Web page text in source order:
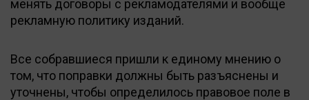
менять договоры с рекламодателями и вообще
рекламную политику изданий.
Все собравшиеся пришли к единому мнению о
том, что поправки должны быть разъяснены и
уточнены, чтобы определилось правовое поле в